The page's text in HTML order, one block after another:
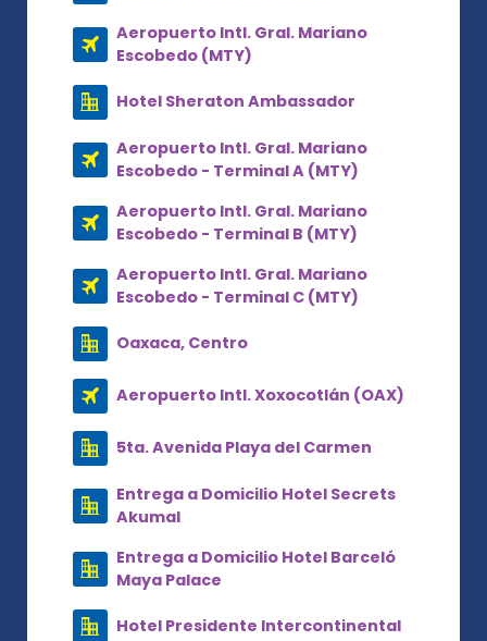
Aeropuerto Intl. Gral. Mariano
Escobedo (MTY)
Hotel Sheraton Ambassador
Aeropuerto Intl. Gral. Mariano
Escobedo - Terminal A (MTY)
Aeropuerto Intl. Gral. Mariano
Escobedo - Terminal B (MTY)
Aeropuerto Intl. Gral. Mariano
Escobedo - Terminal C (MTY)
Oaxaca, Centro
Aeropuerto Intl. Xoxocotlán (OAX)
5ta. Avenida Playa del Carmen
Entrega a Domicilio Hotel Secrets
Akumal
Entrega a Domicilio Hotel Barceló
Maya Palace
Hotel Presidente Intercontinental